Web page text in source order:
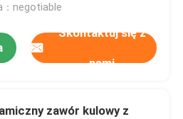
：negotiable
Skontaktuj się z
nami
zawór kulowy z